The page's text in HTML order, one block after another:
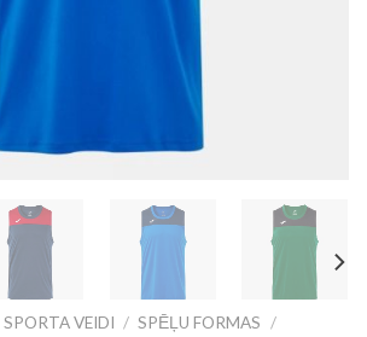
SPORTA VEIDI / SPĒĻU FORMAS
/